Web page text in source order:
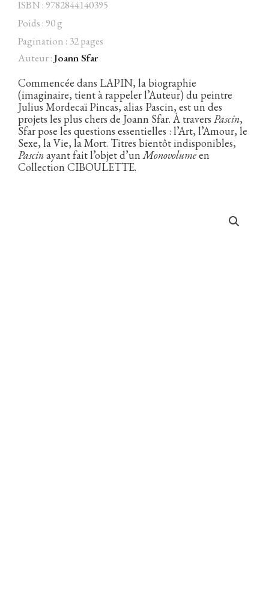
Facebook Instagram
ISBN : 9782844140395
Poids : 90 g
Pagination : 32 pages
Auteur :Joann Sfar
Commencée dans LAPIN, la biographie
(imaginaire, tient à rappeler l’Auteur) du peintre
Julius Mordecaï Pincas, alias Pascin, est un des
projets les plus chers de Joann Sfar. À travers Pascin,
Sfar pose les questions essentielles : l’Art, l’Amour, le
Sexe, la Vie, la Mort. Titres bientôt indisponibles,
Pascinayant fait l’objet d’unMonovolumeen
Collection CIBOULETTE.